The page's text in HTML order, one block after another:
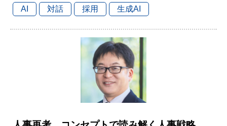
AI 対話 採用 生成AI